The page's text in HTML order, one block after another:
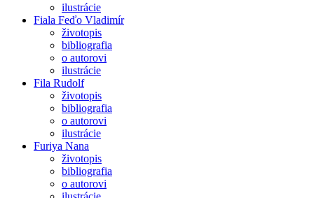
ilustrácie
Fiala Feďo Vladimír
životopis
bibliografia
o autorovi
ilustrácie
Fila Rudolf
životopis
bibliografia
o autorovi
ilustrácie
Furiya Nana
životopis
bibliografia
o autorovi